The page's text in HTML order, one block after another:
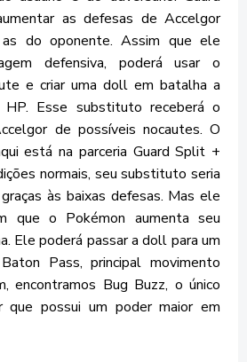
as defesas de Accelgor
as do oponente. Assim que ele
defensiva, poderá usar o
e criar uma doll em batalha a
Esse substituto receberá o
de possíveis nocautes. O
está na parceria Guard Split +
normais, seu substituto seria
às baixas defesas. Mas ele
que o Pokémon aumenta seu
Ele poderá passar a doll para um
Pass, principal movimento
Bug Buzz, o único
possui um poder maior em